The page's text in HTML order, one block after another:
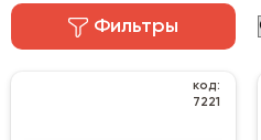
Фильтры
код:
7221